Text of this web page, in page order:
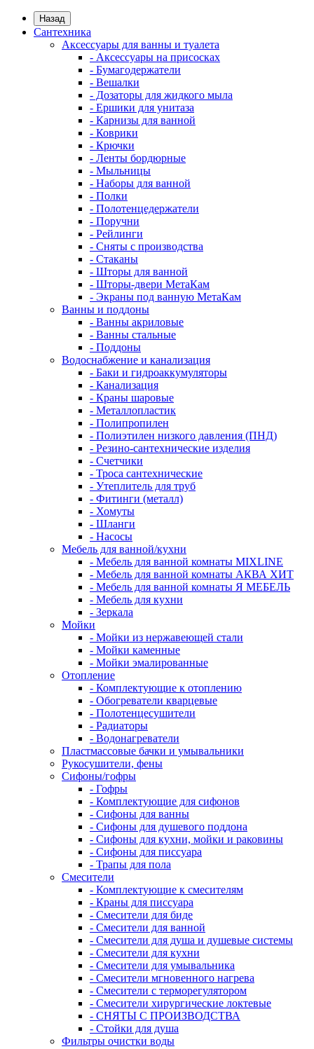
Назад
Сантехника
Аксессуары для ванны и туалета
- Аксессуары на присосках
- Бумагодержатели
- Вешалки
- Дозаторы для жидкого мыла
- Ершики для унитаза
- Карнизы для ванной
- Коврики
- Крючки
- Ленты бордюрные
- Мыльницы
- Наборы для ванной
- Полки
- Полотенцедержатели
- Поручни
- Рейлинги
- Сняты с производства
- Стаканы
- Шторы для ванной
- Шторы-двери МетаКам
- Экраны под ванную МетаКам
Ванны и поддоны
- Ванны акриловые
- Ванны стальные
- Поддоны
Водоснабжение и канализация
- Баки и гидроаккумуляторы
- Канализация
- Краны шаровые
- Металлопластик
- Полипропилен
- Полиэтилен низкого давления (ПНД)
- Резино-сантехнические изделия
- Счетчики
- Троса сантехнические
- Утеплитель для труб
- Фитинги (металл)
- Хомуты
- Шланги
- Насосы
Мебель для ванной/кухни
- Мебель для ванной комнаты MIXLINE
- Мебель для ванной комнаты АКВА ХИТ
- Мебель для ванной комнаты Я МЕБЕЛЬ
- Мебель для кухни
- Зеркала
Мойки
- Мойки из нержавеющей стали
- Мойки каменные
- Мойки эмалированные
Отопление
- Комплектующие к отоплению
- Обогреватели кварцевые
- Полотенцесушители
- Радиаторы
- Водонагреватели
Пластмассовые бачки и умывальники
Рукосушители, фены
Сифоны/гофры
- Гофры
- Комплектующие для сифонов
- Сифоны для ванны
- Сифоны для душевого поддона
- Сифоны для кухни, мойки и раковины
- Сифоны для писсуара
- Трапы для пола
Смесители
- Комплектующие к смесителям
- Краны для писсуара
- Смесители для биде
- Смесители для ванной
- Смесители для душа и душевые системы
- Смесители для кухни
- Смесители для умывальника
- Смесители мгновенного нагрева
- Смесители с терморегулятором
- Смесители хирургические локтевые
- СНЯТЫ С ПРОИЗВОДСТВА
- Стойки для душа
Фильтры очистки воды